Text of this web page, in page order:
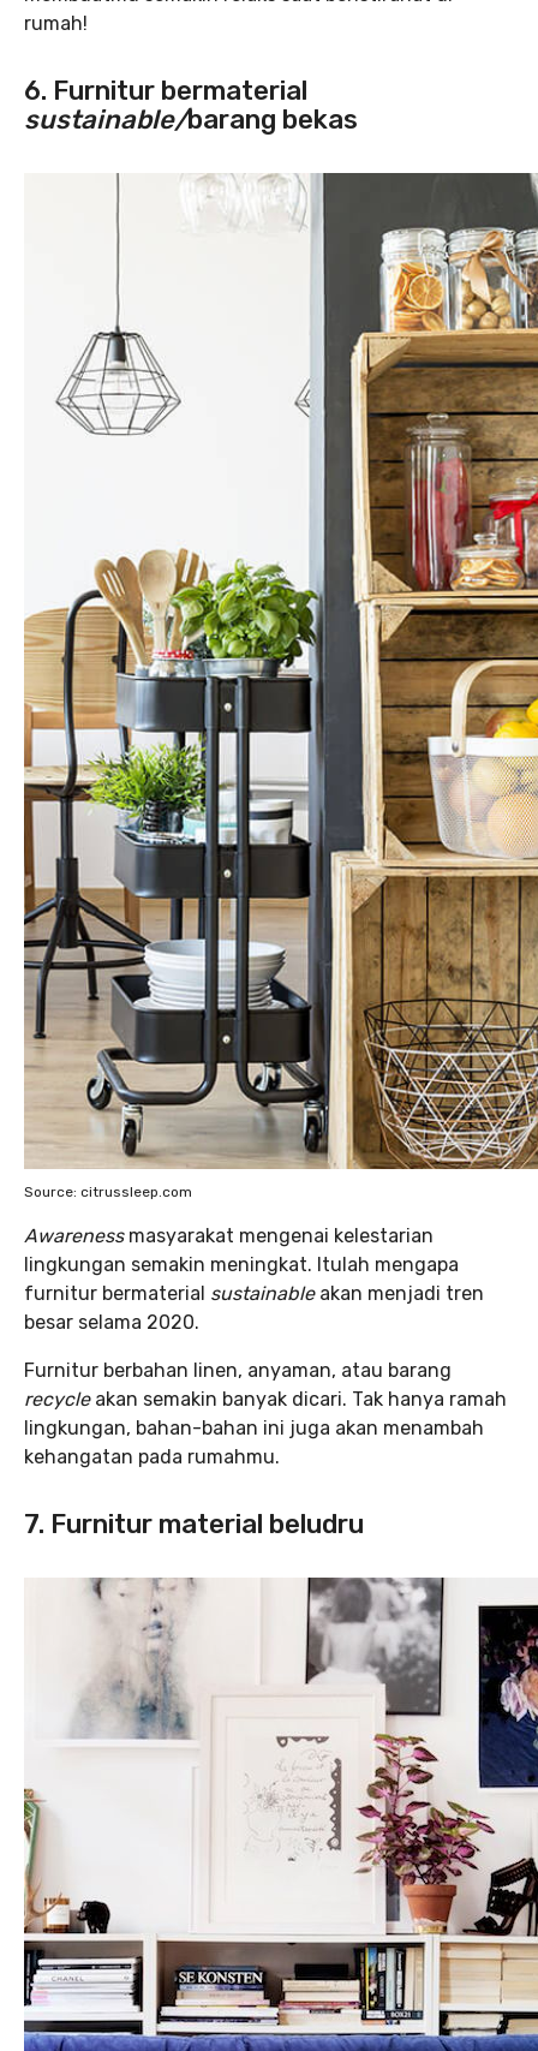
rumah!
6. Furnitur bermaterial
sustainable/barang bekas
Source: citrussleep.com
Awarenessmasyarakat mengenai kelestarian
lingkungan semakin meningkat. Itulah mengapa
furnitur bermaterial sustainable akan menjadi tren
besar selama 2020.
Furnitur berbahan linen, anyaman, atau barang
recycleakan semakin banyak dicari. Tak hanya ramah
lingkungan, bahan-bahan ini juga akan menambah
kehangatan pada rumahmu.
7. Furnitur material beludru